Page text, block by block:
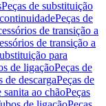
Peças de substituição
Peças de
de transição a
de transição a
para
de ligaçãoPeças de
de descargaPeças de
sanita ao chãoPeças